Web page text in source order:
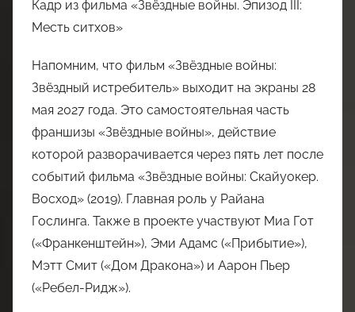
Кадр из фильма «Звёздные войны. Эпизод III:
Месть ситхов»
Напомним, что фильм «Звёздные войны:
Звёздный истребитель» выходит на экраны 28
мая 2027 года. Это самостоятельная часть
франшизы «Звёздные войны», действие
которой разворачивается через пять лет после
событий фильма «Звёздные войны: Скайуокер.
Восход» (2019). Главная роль у Райана
Гослинга. Также в проекте участвуют Миа Гот
(«Франкенштейн»), Эми Адамс («Прибытие»),
Мэтт Смит («Дом Дракона») и Аарон Пьер
(«Ребел-Ридж»).